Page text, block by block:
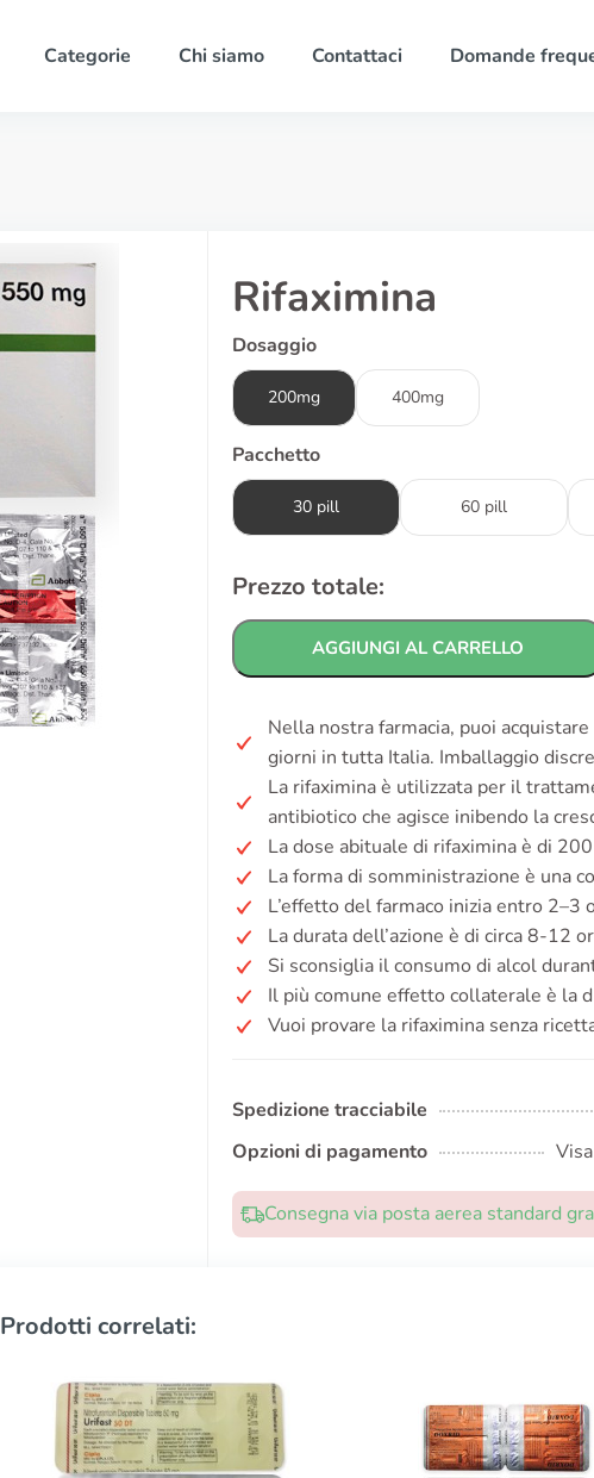
Categorie Chi siamo Contattaci Domande
Rifaximina
Dosaggio
200mg 400mg
Pacchetto
30 pill 60 pill
Prezzo totale:
AGGIUNGI AL CARRELLO
Nella nostra farmacia, puoi
giorni in tutta Italia. Imballaggio
La rifaximina è utilizzata per il
antibiotico che agisce inibendo la
La dose abituale di rifaximina è di
La forma di somministrazione è una
L’effetto del farmaco inizia entro 2–3
La durata dell’azione è di circa 8-12
Si sconsiglia il consumo di alcol
Il più comune effetto collaterale è la
Vuoi provare la rifaximina senza
Spedizione tracciabile
Opzioni di pagamento
Consegna via posta aerea standard
Prodotti correlati: